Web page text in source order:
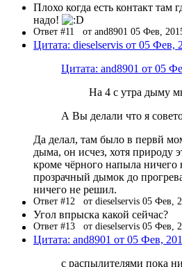
Плохо когда есть контакт там
надо!
Ответ #11 от and8901 05 Фев,
Цитата: dieselservis от 05 Фев,
Цитата: and8901 от 05
На 4 с утра дыму
А Вы делали что я
Да делал, там было в первй
дыма, он исчез, хотя природу
кроме чёрного напыла ничего
прозрачный дымок до
ничего не решил.
Ответ #12 от dieselservis 05 Фев,
Угол впрыска какой сейчас?
Ответ #13 от dieselservis 05 Фев,
Цитата: and8901 от 05 Фев,
с распылителями пока